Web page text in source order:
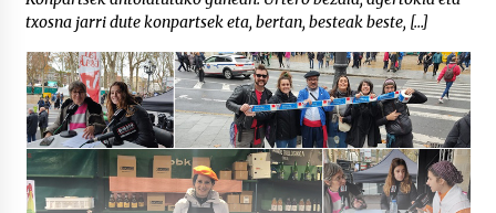
txosna jarri dute konpartsek eta, bertan, besteak beste, […]